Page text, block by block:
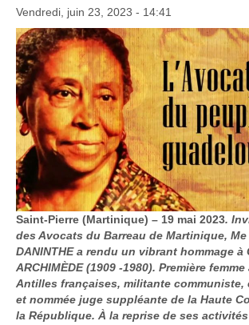
Vendredi, juin 23, 2023 - 14:41
Saint-Pierre (Martinique) – 19 mai 2023.
des Avocats du Barreau de Martinique,
DANINTHE a rendu un vibrant hommage à
ARCHIMÈDE (1909 -1980). Première
Antilles françaises, militante communiste,
et nommée juge suppléante de la Haute
la République. À la reprise de ses